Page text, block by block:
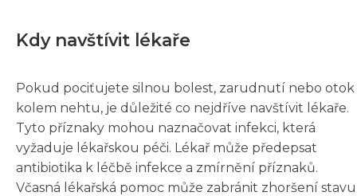
Kdy navštívit lékaře
Pokud pociťujete silnou bolest, zarudnutí nebo otok
kolem nehtu, je důležité co nejdříve navštívit lékaře.
Tyto příznaky mohou naznačovat infekci, která
vyžaduje lékařskou péči. Lékař může předepsat
antibiotika k léčbě infekce a zmírnění příznaků.
Včasná lékařská pomoc může zabránit zhoršení stavu